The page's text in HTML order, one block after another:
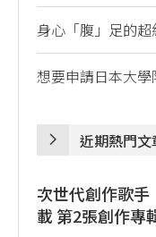
身心「腹」足的
想要申請日本大
近期熱門文
次世代創作歌
載 第2張創作專